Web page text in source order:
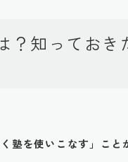
？知っておき
く塾を使いこなす」こと